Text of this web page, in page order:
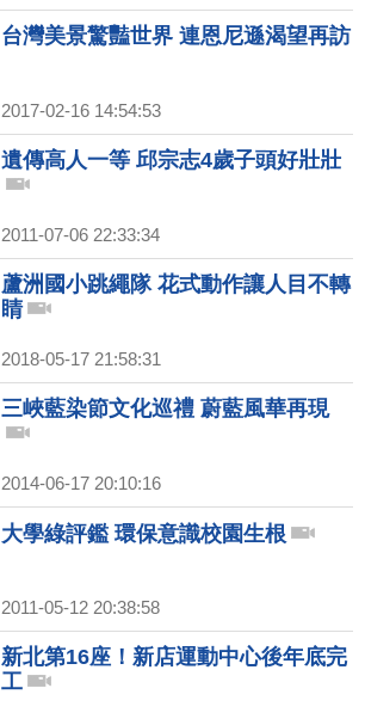
台灣美景驚豔世界 連恩尼遜渴望再訪
2017-02-16 14:54:53
遺傳高人一等 邱宗志4歲子頭好壯壯
2011-07-06 22:33:34
蘆洲國小跳繩隊 花式動作讓人目不轉
睛
2018-05-17 21:58:31
三峽藍染節文化巡禮 蔚藍風華再現
2014-06-17 20:10:16
大學綠評鑑 環保意識校園生根
2011-05-12 20:38:58
新北第16座！新店運動中心後年底完
工